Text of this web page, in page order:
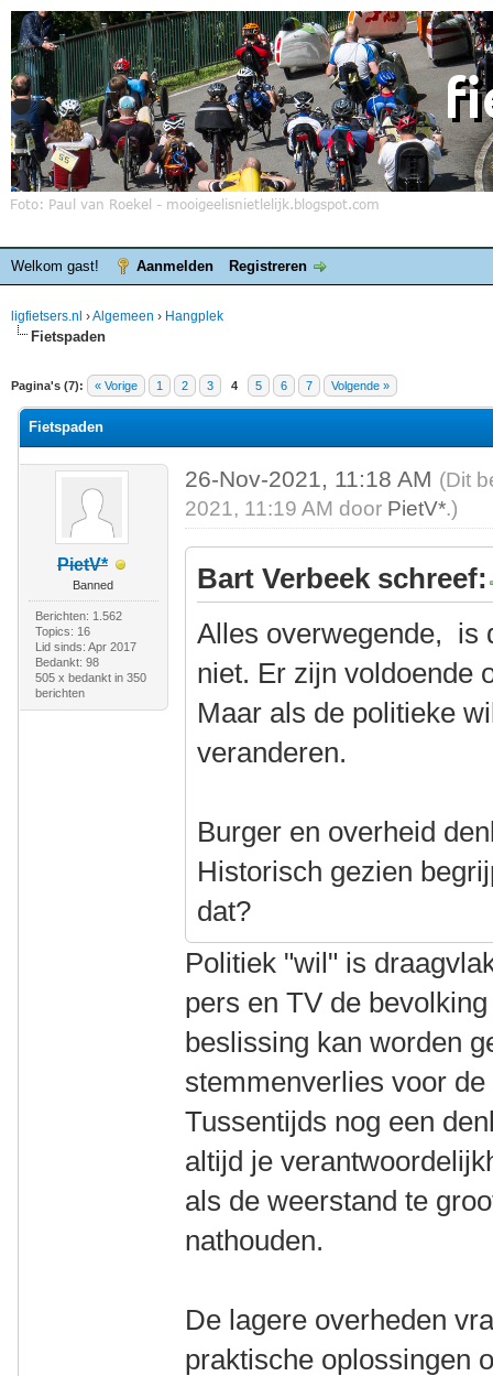
Welkom gast! Aanmelden Registreren
ligfietsers.nl ›Algemeen › Hangplek
Fietspaden
Pagina's (7): « Vorige 1 2 3 4 5 6 7 Volgende »
waardering is 0
Fietspaden
PietV*
Banned
Berichten: 1.562
Topics: 16
Lid sinds: Apr 2017
Bedankt: 98
505 x bedankt in 350
berichten
26-Nov-2021, 11:18 AM (Dit
2021, 11:19 AM door PietV*.)
Bart Verbeek schreef:
Alles overwegende, is
niet. Er zijn voldoende
Maar als de politieke
veranderen.
Burger en overheid
Historisch gezien
dat?
Politiek "wil" is
pers en TV de
beslissing kan worden
stemmenverlies voor
Tussentijds nog een
altijd je
als de weerstand te
nathouden.
De lagere overheden
praktische oplossingen